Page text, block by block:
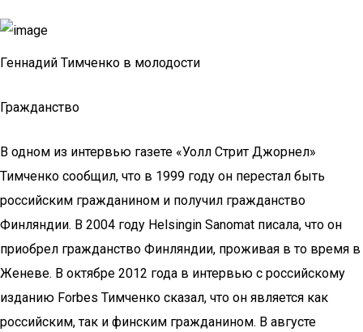
Геннадий Тимченко в молодости
Гражданство
В одном из интервью газете «Уолл Стрит Джорнел»
Тимченко сообщил, что в 1999 году он перестал быть
российским гражданином и получил гражданство
Финляндии. В 2004 году Helsingin Sanomat писала, что он
приобрел гражданство Финляндии, проживая в то время в
Женеве. В октябре 2012 года в интервью с российскому
изданию Forbes Тимченко сказал, что он является как
российским, так и финским гражданином. В августе